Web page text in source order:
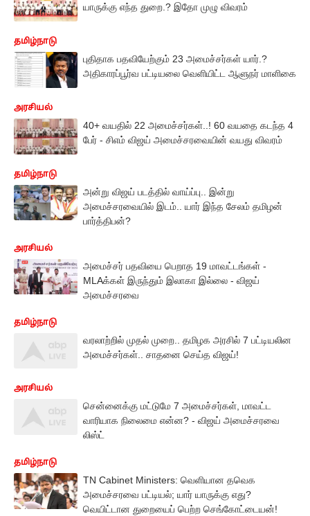
யாருக்கு எந்த துறை.? இதோ முழு விவரம்
தமிழ்நாடு
புதிதாக பதவியேற்கும் 23 அமைச்சர்கள் யார்.?
அதிகாரப்பூர்வ பட்டியலை வெளியிட்ட ஆளுநர் மாளிகை
அரசியல்
40+ வயதில் 22 அமைச்சர்கள்..! 60 வயதை கடந்த 4
பேர் - சிஎம் விஜய் அமைச்சரவையின் வயது விவரம்
தமிழ்நாடு
அன்று விஜய் படத்தில் வாய்ப்பு.. இன்று
அமைச்சரவையில் இடம்.. யார் இந்த சேலம் தமிழன்
பார்த்திபன்?
அரசியல்
அமைச்சர் பதவியை பெறாத 19 மாவட்டங்கள் -
MLAக்கள் இருந்தும் இலாகா இல்லை - விஜய்
அமைச்சரவை
தமிழ்நாடு
வரலாற்றில் முதல் முறை.. தமிழக அரசில் 7 பட்டியலின
அமைச்சர்கள்.. சாதனை செய்த விஜய்!
அரசியல்
சென்னைக்கு மட்டுமே 7 அமைச்சர்கள், மாவட்ட
வாரியாக நிலைமை என்ன? - விஜய் அமைச்சரவை
லிஸ்ட்
தமிழ்நாடு
TN Cabinet Ministers: வெளியான தவெக
அமைச்சரவை பட்டியல்; யார் யாருக்கு எது?
வெயிட்டான துறையைப் பெற்ற செங்கோட்டையன்!